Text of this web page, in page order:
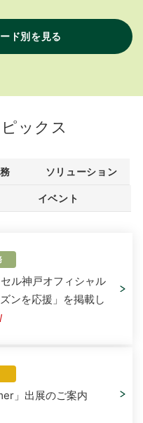
ド別を見る
ックス
ソリューション
イベント
ル神戸オフィシャル
ンを応援」を掲載し
」出展のご案内